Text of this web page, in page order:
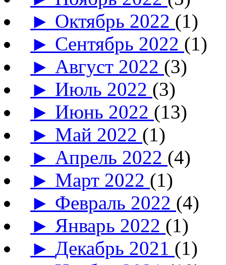
► Октябрь 2022 (1)
► Сентябрь 2022 (1)
► Август 2022 (3)
► Июль 2022 (3)
► Июнь 2022 (13)
► Май 2022 (1)
► Апрель 2022 (4)
► Март 2022 (1)
► Февраль 2022 (4)
► Январь 2022 (1)
►Декабрь 2021 (1)